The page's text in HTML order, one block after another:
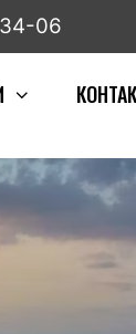
06